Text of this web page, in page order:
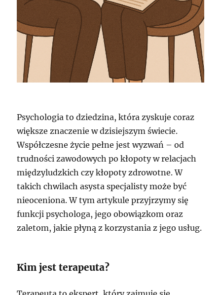
Psychologia to dziedzina, która zyskuje coraz
większe znaczenie w dzisiejszym świecie.
Współczesne życie pełne jest wyzwań – od
trudności zawodowych po kłopoty w relacjach
międzyludzkich czy kłopoty zdrowotne. W
takich chwilach asysta specjalisty może być
nieoceniona. W tym artykule przyjrzymy się
funkcji psychologa, jego obowiązkom oraz
zaletom, jakie płyną z korzystania z jego usług.
Kim jest terapeuta?